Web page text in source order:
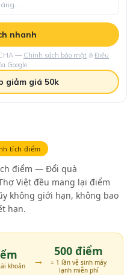
tích điểm
điểm — Đổi quà
Việt đều mang lại điểm
không giới hạn, không bao
hạn.
khoản →
500 điểm
= 1 lần vệ sinh máy
lạnh miễn phí